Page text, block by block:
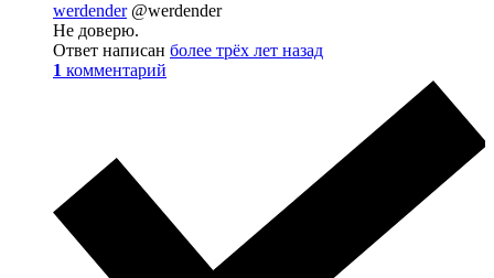
werdender @werdender
Не доверю.
Ответ написан более трёх лет назад
1 комментарий